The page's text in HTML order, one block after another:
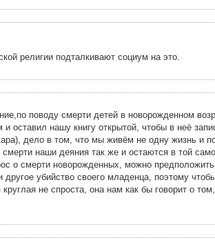
религии подталкивают социум на это.
поводу смерти детей в новорожденном
оставил нашу книгу открытой, чтобы в неё
дело в том, что мы живём не одну жизнь и
наши деяния так же и остаются в той
о смерти новорожденных, можно
другое убийство своего младенца, поэтому
не спроста, она нам как бы говорит о